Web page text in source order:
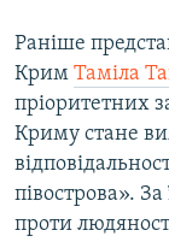
Раніше
Крим Таміла
пріоритетних
Криму стане
півострова».
проти